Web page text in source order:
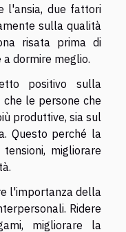
l'ansia, due fattori
sulla qualità
risata prima di
dormire meglio.
positivo sulla
le persone che
produttive, sia sul
Questo perché la
migliorare
l'importanza della
Ridere
migliorare la